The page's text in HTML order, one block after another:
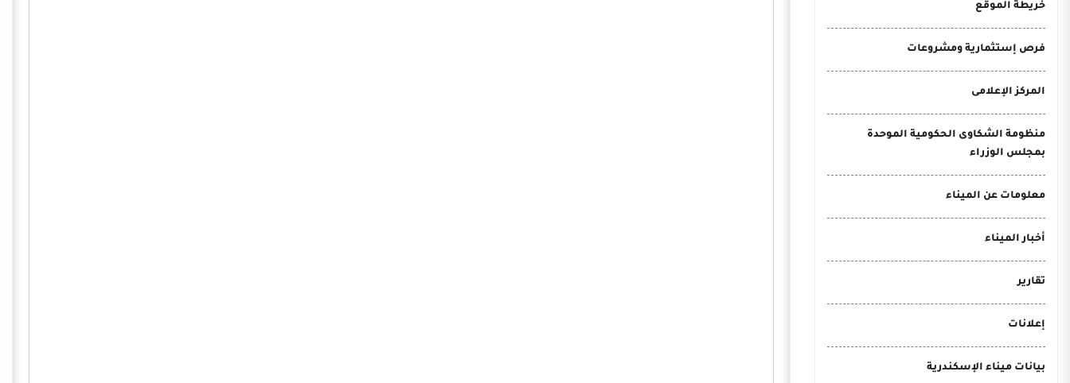
خريطة الموقع
فرص إستثمارية ومشروعات
المركز الإعلامى
منظومة الشكاوى الحكومية الموحدة
بمجلس الوزراء
معلومات عن الميناء
أخبار الميناء
تقارير
إعلانات
بيانات ميناء الإسكندرية